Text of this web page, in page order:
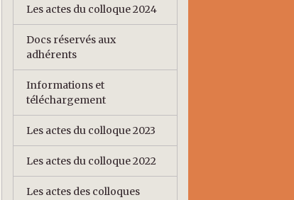
Les actes du colloque 2024
Docs réservés aux
adhérents
Informations et
téléchargement
Les actes du colloque 2023
Les actes du colloque 2022
Les actes des colloques